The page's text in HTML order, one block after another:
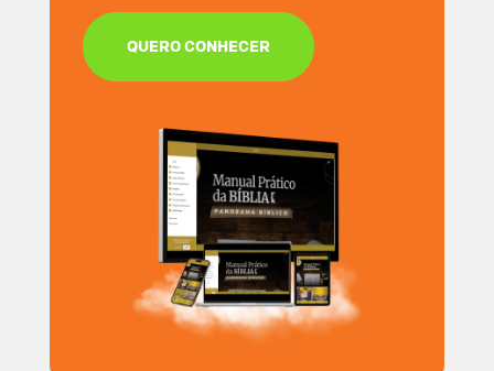
QUERO CONHECER